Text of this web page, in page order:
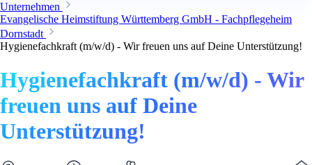
Unternehmen
Evangelische Heimstiftung Württemberg GmbH - Fachpflegeheim
Dornstadt
Hygienefachkraft (m/w/d) - Wir freuen uns auf Deine Unterstützung!
Hygienefachkraft (m/w/d) - Wir
freuen uns auf Deine
Unterstützung!